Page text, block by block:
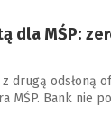
dla MŚP:
z drugą odsłoną
MŚP. Bank nie